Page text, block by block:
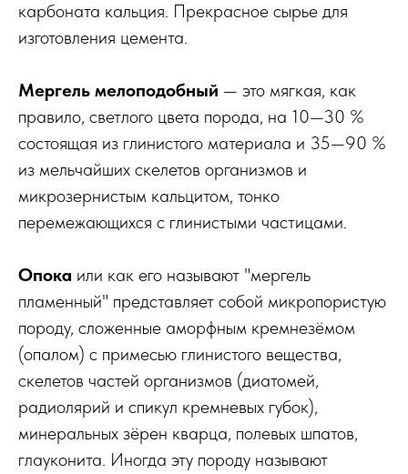
карбоната кальция. Прекрасное сырье для
изготовления цемента.
Мергель мелоподобный — это мягкая, как
правило, светлого цвета порода, на 10—30 %
состоящая из глинистого материала и 35—90 %
из мельчайших скелетов организмов и
микрозернистым кальцитом, тонко
перемежающихся с глинистыми частицами.
Опока или как его называют "мергель
пламенный" представляет собой микропористую
породу, сложенные аморфным кремнезёмом
(опалом) с примесью глинистого вещества,
скелетов частей организмов (диатомей,
радиолярий и спикул кремневых губок),
минеральных зёрен кварца, полевых шпатов,
глауконита. Иногда эту породу называют